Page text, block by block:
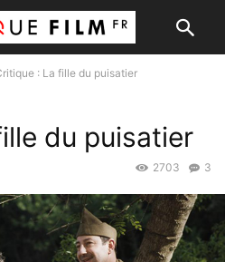
: La fille du puisatier
du puisatier
3
2703